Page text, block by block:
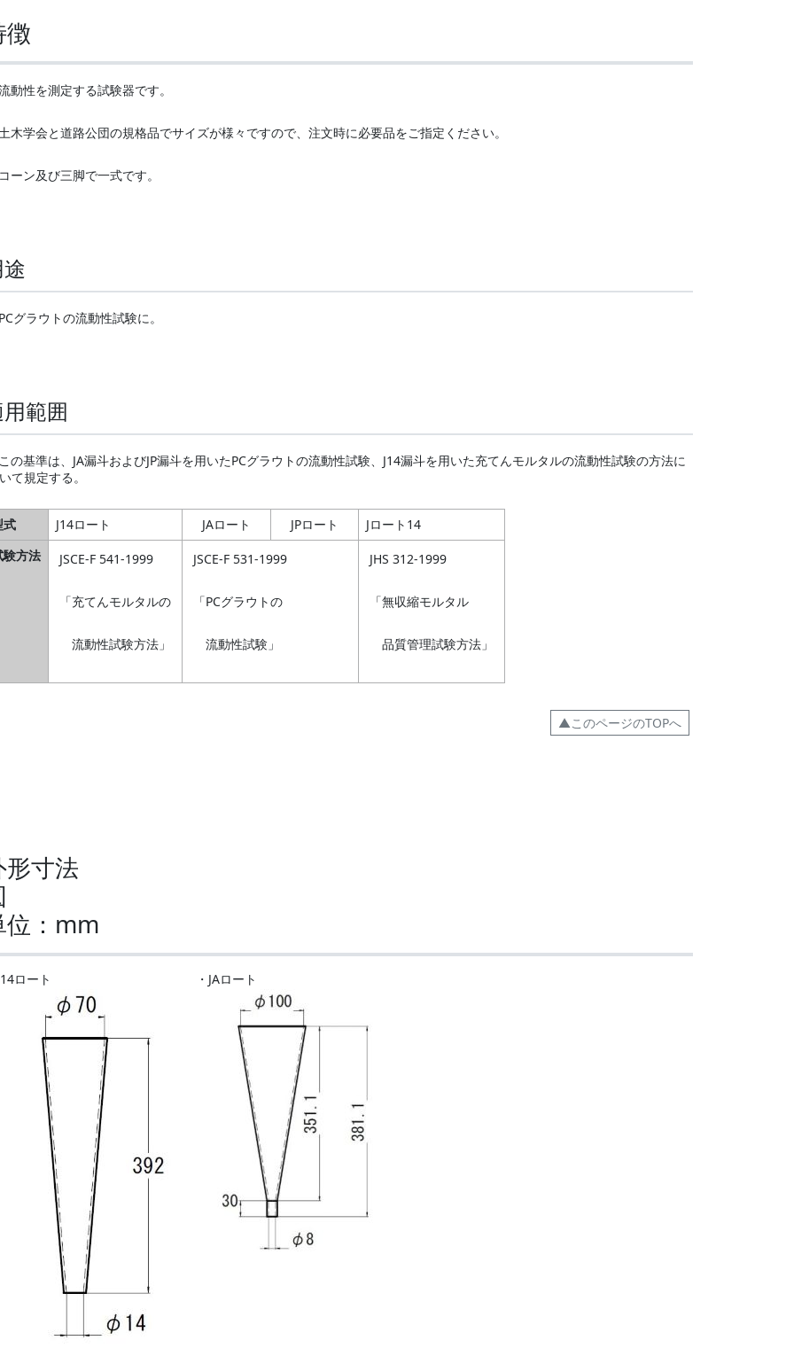
徴
動性を測定する試験器です。
木学会と道路公団の規格品でサイズが様々ですので、注文時に必要品をご指定ください。
ーン及び三脚で一式です。
グラウトの流動性試験に。
範囲
の基準は、JA漏斗およびJP漏斗を用いたPCグラウトの流動性試験、J14漏斗を用いた充てんモルタルの流動性試験の方法に
て規定する。
式 J14ロート JAロート JPロート
Jロート14
験方法
JSCE-F 541-1999
「充てんモルタルの
流動性試験方法」
JSCE-F 531-1999
「PCグラウトの
流動性試験」
JHS 312-1999
「無収縮モルタル
品質管理試験方法」
▲このページのTOPへ
形寸法
位：mm
ロート ・JAロート